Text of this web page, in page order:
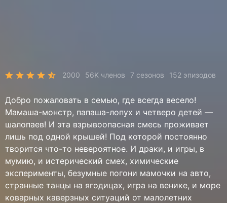
2000 56K членов 7 сезонов 152 эпизодов
Добро пожаловать в семью, где всегда весело!
Мамаша-монстр, папаша-лопух и четверо детей —
шалопаев! И эта взрывоопасная смесь проживает
лишь под одной крышей! Под которой постоянно
творится что-то невероятное. И драки, и игры, в
мумию, и истерический смех, химические
эксперименты, безумные погони мамочки на авто,
странные танцы на ягодицах, игра на венике, и море
коварных каверзных ситуаций от малолетних